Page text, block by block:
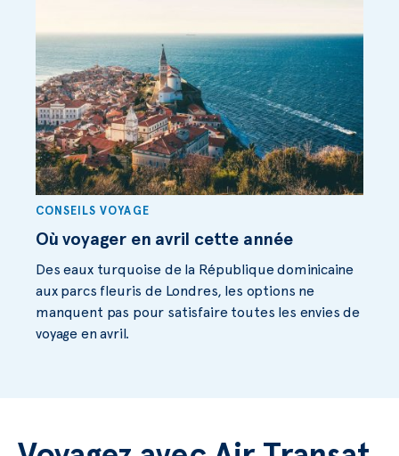
CONSEILS VOYAGE
Où voyager en avril cette année
Des eaux turquoise de la République dominicaine
aux parcs fleuris de Londres, les options ne
manquent pas pour satisfaire toutes les envies de
voyage en avril.